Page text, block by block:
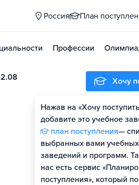
Россия План
Профессии
Хочу
Нажав на «Хочу
добавите это учебное
план поступления—
выбранных вами учебных
заведений и программ.
нас есть сервис
поступления», который